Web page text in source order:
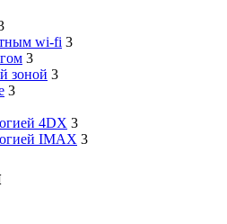
wi-fi 3
3
зоной 3
3
4DX 3
IMAX 3